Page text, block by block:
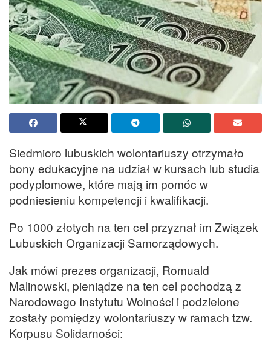
Siedmioro lubuskich wolontariuszy otrzymało
bony edukacyjne na udział w kursach lub studia
podyplomowe, które mają im pomóc w
podniesieniu kompetencji i kwalifikacji.
Po 1000 złotych na ten cel przyznał im Związek
Lubuskich Organizacji Samorządowych.
Jak mówi prezes organizacji, Romuald
Malinowski, pieniądze na ten cel pochodzą z
Narodowego Instytutu Wolności i podzielone
zostały pomiędzy wolontariuszy w ramach tzw.
Korpusu Solidarności: